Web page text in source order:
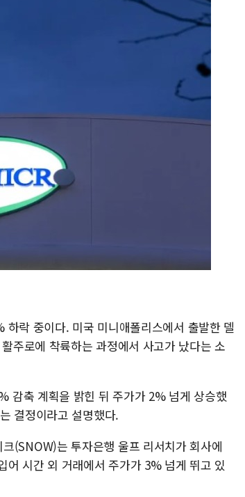
락 중이다. 미국 미니애폴리스에서 출발한 델
주로에 착륙하는 과정에서 사고가 났다는 소
감축 계획을 밝힌 뒤 주가가 2% 넘게 상승했
결정이라고 설명했다.
(SNOW)는 투자은행 울프 리서치가 회사에
시간 외 거래에서 주가가 3% 넘게 뛰고 있